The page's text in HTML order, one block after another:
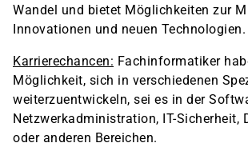
Wandel und bietet Möglichkeiten zur
Innovationen und neuen Technologien.
Karrierechancen: Fachinformatiker
Möglichkeit, sich in verschiedenen
weiterzuentwickeln, sei es in der
Netzwerkadministration, IT-Sicherheit,
oder anderen Bereichen.